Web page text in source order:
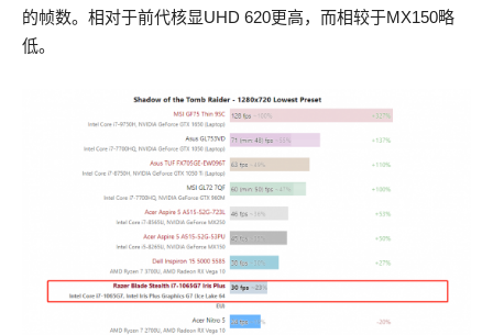
的帧数。相对于前代核显UHD 620更高，而相较于MX150略
低。